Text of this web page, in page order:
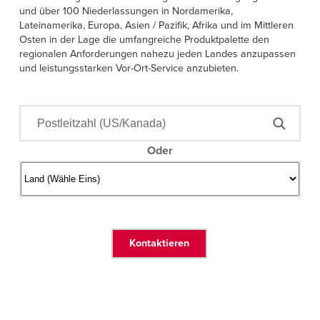
Français
Italiano
Dutch
ASIA PACIFIC
English
中文
EINE VERTRETUNG FINDEN
+49 (0) 5693 98700
und über 100 Niederlassungen in Nordamerika,
Lateinamerika, Europa, Asien / Pazifik, Afrika und im Mittleren
Osten in der Lage die umfangreiche Produktpalette den
regionalen Anforderungen nahezu jeden Landes anzupassen
und leistungsstarken Vor-Ort-Service anzubieten.
Oder
Kontaktieren